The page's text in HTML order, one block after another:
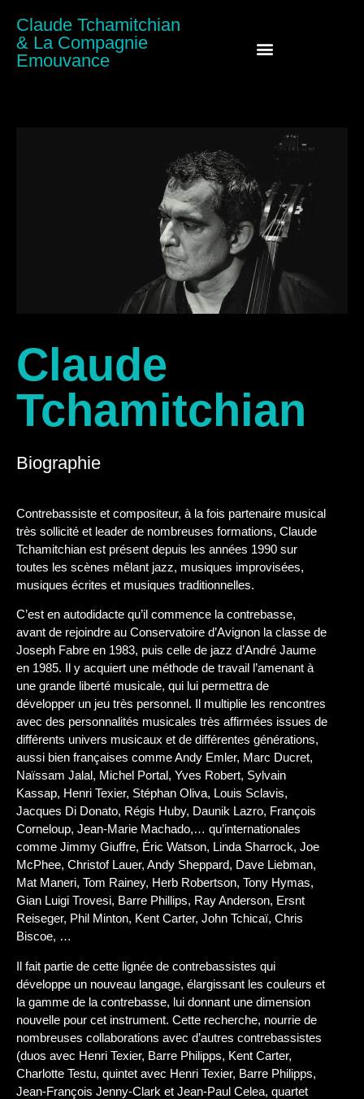
Claude Tchamitchian
& La Compagnie
Emouvance
Claude
Tchamitchian
Biographie
Contrebassiste et compositeur, à la fois partenaire musical
très sollicité et leader de nombreuses formations, Claude
Tchamitchian est présent depuis les années 1990 sur
toutes les scènes mêlant jazz, musiques improvisées,
musiques écrites et musiques traditionnelles.
C’est en autodidacte qu’il commence la contrebasse,
avant de rejoindre au Conservatoire d’Avignon la classe de
Joseph Fabre en 1983, puis celle de jazz d’André Jaume
en 1985. Il y acquiert une méthode de travail l’amenant à
une grande liberté musicale, qui lui permettra de
développer un jeu très personnel. Il multiplie les rencontres
avec des personnalités musicales très affirmées issues de
différents univers musicaux et de différentes générations,
aussi bien françaises comme Andy Emler, Marc Ducret,
Naïssam Jalal, Michel Portal, Yves Robert, Sylvain
Kassap, Henri Texier, Stéphan Oliva, Louis Sclavis,
Jacques Di Donato, Régis Huby, Daunik Lazro, François
Corneloup, Jean-Marie Machado,… qu’internationales
comme Jimmy Giuffre, Éric Watson, Linda Sharrock, Joe
McPhee, Christof Lauer, Andy Sheppard, Dave Liebman,
Mat Maneri, Tom Rainey, Herb Robertson, Tony Hymas,
Gian Luigi Trovesi, Barre Phillips, Ray Anderson, Ersnt
Reiseger, Phil Minton, Kent Carter, John Tchicaï, Chris
Biscoe, …
Il fait partie de cette lignée de contrebassistes qui
développe un nouveau langage, élargissant les couleurs et
la gamme de la contrebasse, lui donnant une dimension
nouvelle pour cet instrument. Cette recherche, nourrie de
nombreuses collaborations avec d’autres contrebassistes
(duos avec Henri Texier, Barre Philipps, Kent Carter,
Charlotte Testu, quintet avec Henri Texier, Barre Philipps,
Jean-François Jenny-Clark et Jean-Paul Celea, quartet